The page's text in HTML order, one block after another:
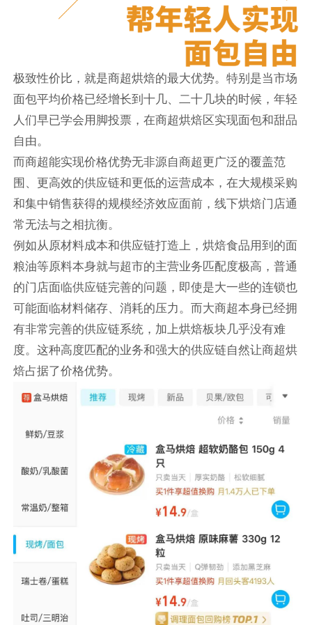
极致性价比，就是商超烘焙的最大优势。特别是当市场
面包平均价格已经增长到十几、二十几块的时候，年轻
人们早已学会用脚投票，在商超烘焙区实现面包和甜品
自由。
而商超能实现价格优势无非源自商超更广泛的覆盖范
围、更高效的供应链和更低的运营成本，在大规模采购
和集中销售获得的规模经济效应面前，线下烘焙门店通
常无法与之相抗衡。
例如从原材料成本和供应链打造上，烘焙食品用到的面
粮油等原料本身就与超市的主营业务匹配度极高，普通
的门店面临供应链完善的问题，即使是大一些的连锁也
可能面临材料储存、消耗的压力。而大商超本身已经拥
有非常完善的供应链系统，加上烘焙板块几乎没有难
度。这种高度匹配的业务和强大的供应链自然让商超烘
焙占据了价格优势。